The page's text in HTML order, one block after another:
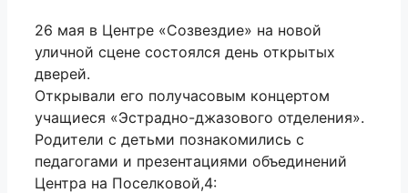
26 мая в Центре «Созвездие» на новой
уличной сцене состоялся день открытых
дверей.
Открывали его получасовым концертом
учащиеся «Эстрадно-джазового отделения».
Родители с детьми познакомились с
педагогами и презентациями объединений
Центра на Поселковой,4: